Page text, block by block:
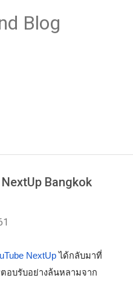
Blog
Bangkok
NextUp ได้กลับมาที่
ตอบรับอย่างล้นหลามจาก